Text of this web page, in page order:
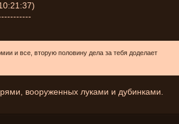
и все, вторую половину дела за тебя доделает
вооруженных луками и дубинками.